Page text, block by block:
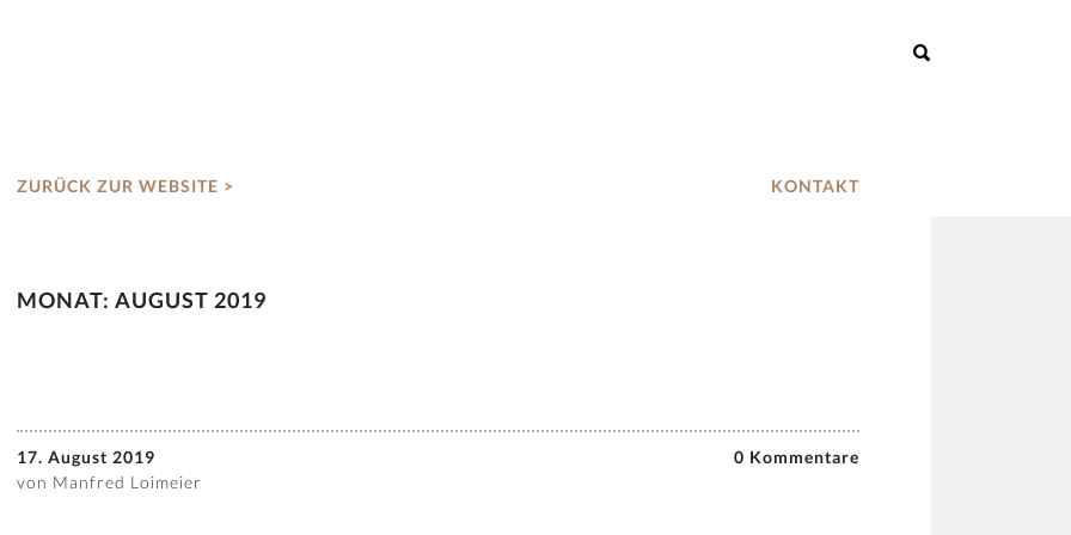
ZURÜCK ZUR WEBSITE > KONTAKT
MONAT: AUGUST 2019
17. August 2019
von Manfred Loimeier
0 Kommentare